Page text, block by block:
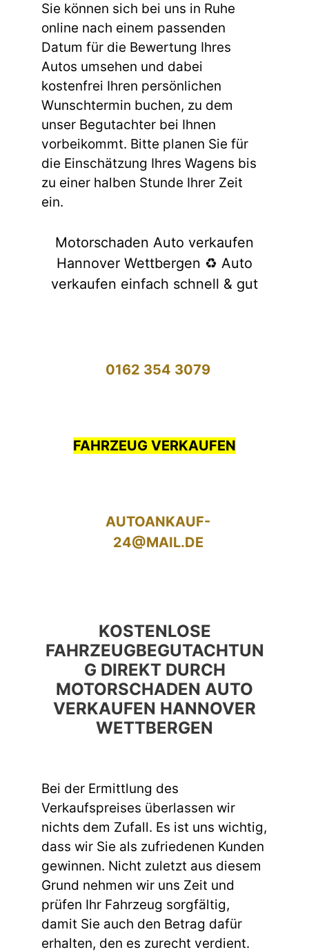
Sie können sich bei uns in Ruhe
online nach einem passenden
Datum für die Bewertung Ihres
Autos umsehen und dabei
kostenfrei Ihren persönlichen
Wunschtermin buchen, zu dem
unser Begutachter bei Ihnen
vorbeikommt. Bitte planen Sie für
die Einschätzung Ihres Wagens bis
zu einer halben Stunde Ihrer Zeit
ein.
Motorschaden Auto verkaufen
Hannover Wettbergen ♻️ Auto
verkaufen einfach schnell & gut
0162 354 3079
FAHRZEUG VERKAUFEN
AUTOANKAUF-
24@MAIL.DE
KOSTENLOSE
FAHRZEUGBEGUTACHTUN
G DIREKT DURCH
MOTORSCHADEN AUTO
VERKAUFEN HANNOVER
WETTBERGEN
Bei der Ermittlung des
Verkaufspreises überlassen wir
nichts dem Zufall. Es ist uns wichtig,
dass wir Sie als zufriedenen Kunden
gewinnen. Nicht zuletzt aus diesem
Grund nehmen wir uns Zeit und
prüfen Ihr Fahrzeug sorgfältig,
damit Sie auch den Betrag dafür
erhalten, den es zurecht verdient.